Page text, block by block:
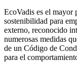
EcoVadis es el mayor
sostenibilidad para
externo, reconocido
numerosas medidas
de un Código de
para el